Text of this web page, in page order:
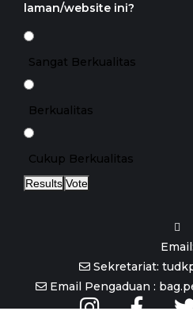
laman/website ini?
Sangat Berkualitas
Berkualitas
Cukup Berkualitas
Results Vote
Email:
Sekretariat:
Email Pengaduan :